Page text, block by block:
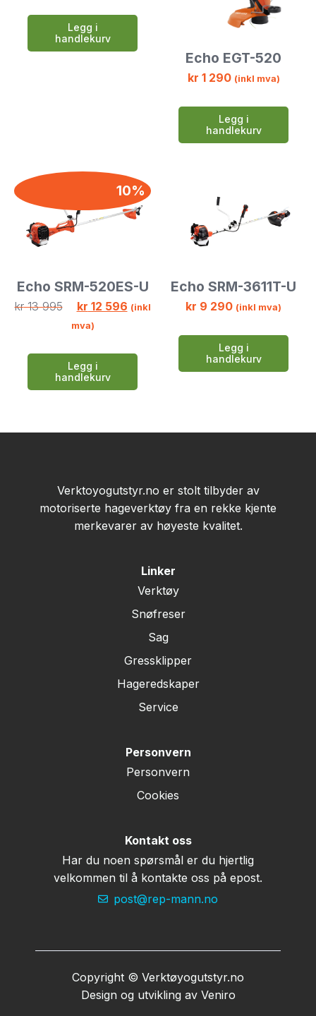
Legg i
handlekurv
Echo EGT-520
kr 1 290 (inkl mva)
Legg i
handlekurv
10%
Echo SRM-520ES-U
kr13 995 kr 12 596 (inkl
mva)
Legg i
handlekurv
Echo SRM-3611T-U
kr 9 290 (inkl mva)
Legg i
handlekurv
Verktoyogutstyr.no er stolt tilbyder av
motoriserte hageverktøy fra en rekke kjente
merkevarer av høyeste kvalitet.
Linker
Verktøy
Snøfreser
Sag
Gressklipper
Hageredskaper
Service
Personvern
Personvern
Cookies
Kontakt oss
Har du noen spørsmål er du hjertlig
velkommen til å kontakte oss på epost.
post@rep-mann.no
Copyright © Verktøyogutstyr.no
Design og utvikling av Veniro